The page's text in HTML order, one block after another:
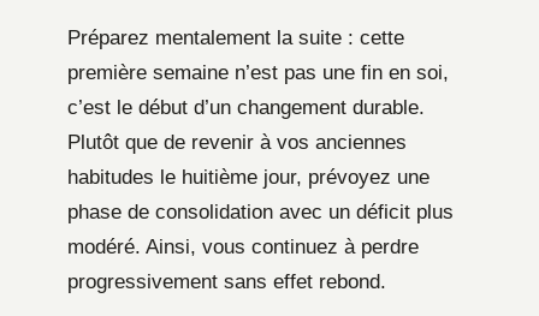
Préparez mentalement la suite : cette
première semaine n’est pas une fin en soi,
c’est le début d’un changement durable.
Plutôt que de revenir à vos anciennes
habitudes le huitième jour, prévoyez une
phase de consolidation avec un déficit plus
modéré. Ainsi, vous continuez à perdre
progressivement sans effet rebond.